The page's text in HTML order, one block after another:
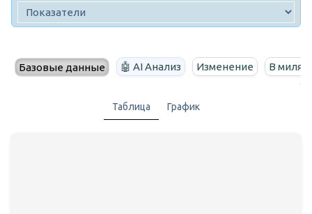
Базовые данные 🤖 AI Анализ Изменение В милях
Таблица График